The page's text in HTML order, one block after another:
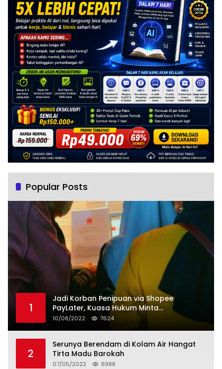
Popular Posts
1
Jadi Korban Penipuan via Shopee
PayLater, Kuasa Hukum Minta
Penangguhan Tagihan dan Hapus Bunga
10/08/2022 7624
2
Serunya Berendam di Kolam Air Hangat
Tirta Madu Barokah
07/05/2022 6988